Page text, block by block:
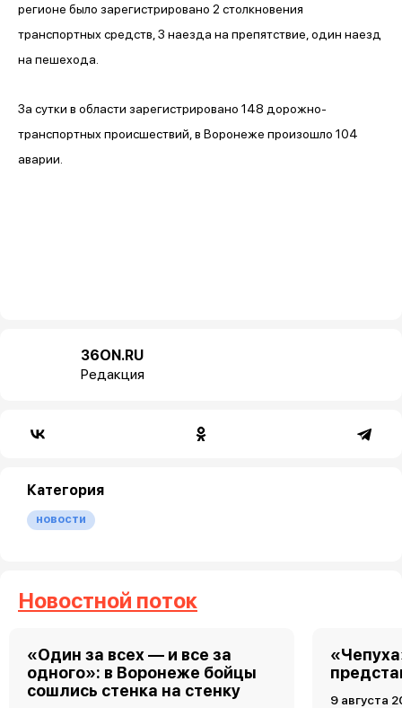
регионе было зарегистрировано 2 столкновения
транспортных средств, 3 наезда на препятствие, один наезд
на пешехода.
За сутки в области зарегистрировано 148 дорожно-
транспортных происшествий, в Воронеже произошло 104
аварии.
36ON.RU
Редакция
Категория
новости
Новостной поток
«Один за всех — и все за
одного»: в Воронеже бойцы
сошлись стенка на стенку
9 августа